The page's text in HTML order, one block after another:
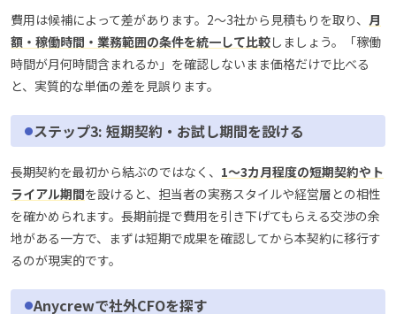
費用は候補によって差があります。2〜3社から見積もりを取り、 月
額・稼働時間・業務範囲の条件を統一して比較しましょう。「稼働
時間が月何時間含まれるか」を確認しないまま価格だけで比べる
と、実質的な単価の差を見誤ります。
ステップ3: 短期契約・お試し期間を設ける
長期契約を最初から結ぶのではなく、 1〜3カ月程度の短期契約やト
ライアル期間を設けると、担当者の実務スタイルや経営層との相性
を確かめられます。長期前提で費用を引き下げてもらえる交渉の余
地がある一方で、まずは短期で成果を確認してから本契約に移行す
るのが現実的です。
Anycrewで社外CFOを探す